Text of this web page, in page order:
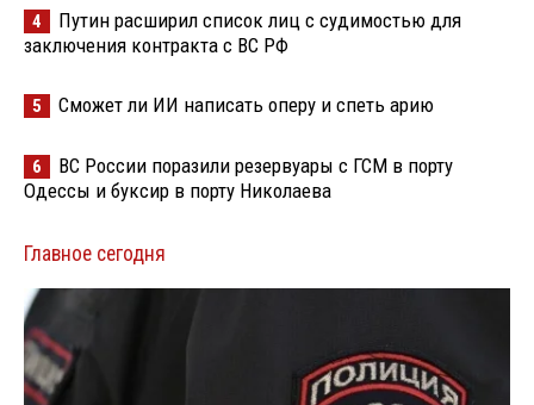
4
Путин расширил список лиц с судимостью для
заключения контракта с ВС РФ
5 Сможет ли ИИ написать оперу и спеть арию
6
ВС России поразили резервуары с ГСМ в порту
Одессы и буксир в порту Николаева
Главное сегодня